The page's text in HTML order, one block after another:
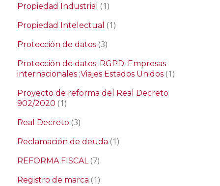
Propiedad Industrial (1)
Propiedad Intelectual (1)
Protección de datos (3)
Protección de datos; RGPD; Empresas
internacionales ;Viajes Estados Unidos (1)
Proyecto de reforma del Real Decreto
902/2020 (1)
Real Decreto (3)
Reclamación de deuda (1)
REFORMA FISCAL(7)
Registro de marca (1)